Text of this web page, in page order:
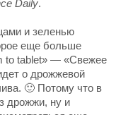
Daily.
и зеленью
еще больше
to tablet» — «Свежее
о дрожжевой
🙂 Потому что в
дрожжи, ну и